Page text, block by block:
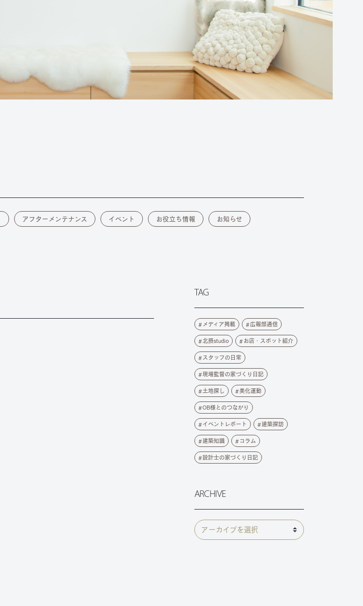
アフターメンテナンス イベント お役立ち情報 お知らせ
TAG
メディア掲載 広報部通信
北摂studio お店・スポット紹介
スタッフの日常
現場監督の家づくり日記
土地探し 美化運動
OB様とのつながり
イベントレポート 建築探訪
建築知識 コラム
設計士の家づくり日記
ARCHIVE